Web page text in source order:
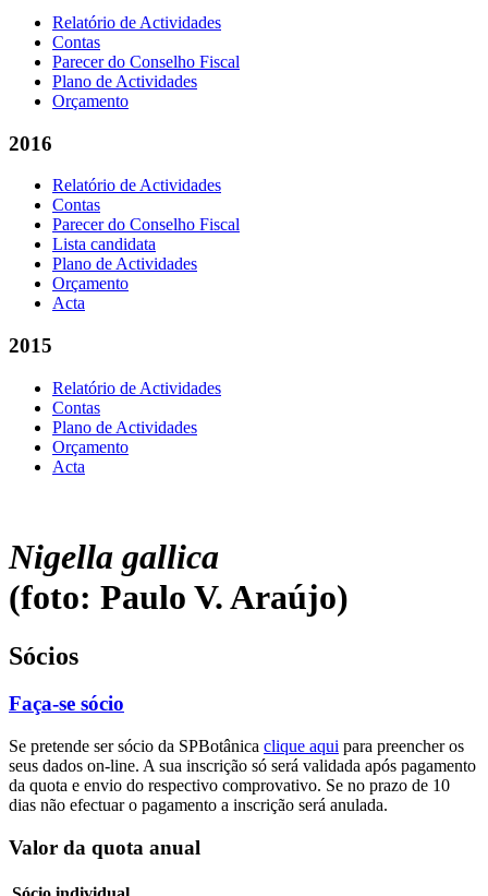
Relatório de Actividades
Contas
Parecer do Conselho Fiscal
Plano de Actividades
Orçamento
2016
Relatório de Actividades
Contas
Parecer do Conselho Fiscal
Lista candidata
Plano de Actividades
Orçamento
Acta
2015
Relatório de Actividades
Contas
Plano de Actividades
Orçamento
Acta
Nigella gallica
(foto: Paulo V. Araújo)
Sócios
Faça-se sócio
Se pretende ser sócio da SPBotânica clique aqui para preencher os
seus dados on-line. A sua inscrição só será validada após pagamento
da quota e envio do respectivo comprovativo. Se no prazo de 10
dias não efectuar o pagamento a inscrição será anulada.
Valor da quota anual